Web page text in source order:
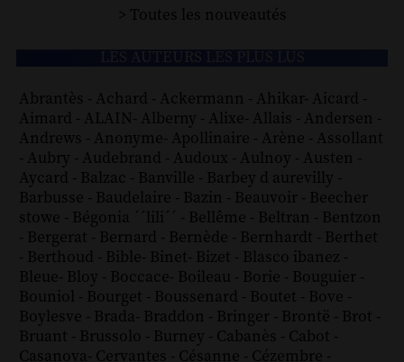
> Toutes les nouveautés
Abrantès - Achard - Ackermann - Ahikar- Aicard -
Aimard - ALAIN- Alberny - Alixe- Allais - Andersen -
Andrews - Anonyme- Apollinaire - Arène - Assollant
- Aubry - Audebrand - Audoux - Aulnoy - Austen -
Aycard - Balzac - Banville - Barbey d aurevilly -
Barbusse - Baudelaire - Bazin - Beauvoir - Beecher
stowe - Bégonia ´´lili´´ - Bellême - Beltran - Bentzon
- Bergerat - Bernard - Bernède - Bernhardt - Berthet
- Berthoud - Bible- Binet- Bizet - Blasco ibanez -
Bleue- Bloy - Boccace- Boileau - Borie - Bouguier -
Bouniol - Bourget - Boussenard - Boutet - Bove -
Boylesve - Brada- Braddon - Bringer - Brontë - Brot -
Bruant - Brussolo - Burney - Cabanès - Cabot -
Casanova- Cervantes - Césanne - Cézembre -